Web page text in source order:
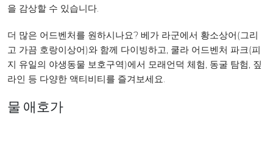
을 감상할 수 있습니다.
더 많은 어드벤처를 원하시나요? 베가 라군에서 황소상어(그리
고 가끔 호랑이상어)와 함께 다이빙하고, 쿨라 어드벤처 파크(피
지 유일의 야생동물 보호구역)에서 모래언덕 체험, 동굴 탐험, 짚
라인 등 다양한 액티비티를 즐겨보세요.
물 애호가